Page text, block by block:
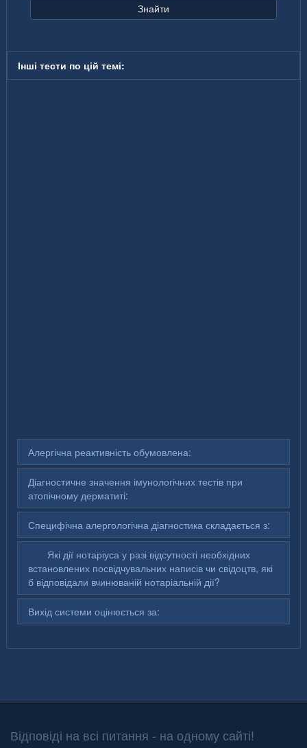
Знайти
Інші тести по цій темі:
Алергічна реактивність обумовлена:
Діагностичне значення імунологічних тестів при
атопічному дерматиті:
Специфічна алергологічна діагностика складається з:
Які дії нотаріуса у разі відсутності необхідних
встановлених посвідчувальних написів чи свідоцтв, які
б відповідали вчинюваній нотаріальній дії?
Вихід системи оцінюється за:
Відповіді на всі питання - на одному сайті!